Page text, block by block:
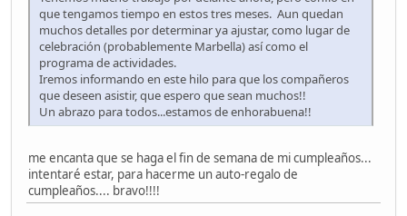
que tengamos tiempo en estos tres meses. Aun quedan
muchos detalles por determinar ya ajustar, como lugar de
celebración (probablemente Marbella) así como el
programa de actividades.
Iremos informando en este hilo para que los compañeros
que deseen asistir, que espero que sean muchos!!
Un abrazo para todos...estamos de enhorabuena!!
me encanta que se haga el fin de semana de mi cumpleaños...
intentaré estar, para hacerme un auto-regalo de
cumpleaños.... bravo!!!!